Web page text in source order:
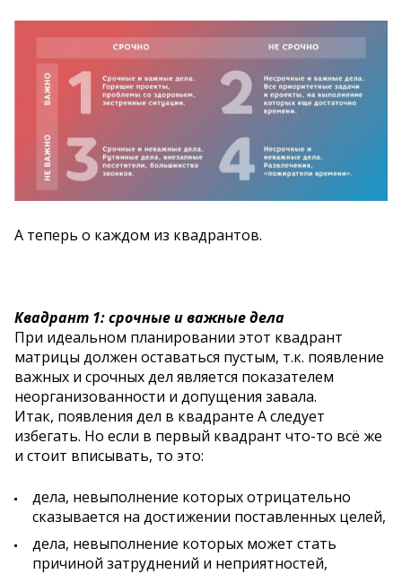
А теперь о каждом из квадрантов.
Квадрант 1: срочные и важные дела
При идеальном планировании этот квадрант
матрицы должен оставаться пустым, т.к. появление
важных и срочных дел является показателем
неорганизованности и допущения завала.
Итак, появления дел в квадранте A следует
избегать. Но если в первый квадрант что-то всё же
и стоит вписывать, то это:
дела, невыполнение которых отрицательно
сказывается на достижении поставленных целей,
дела, невыполнение которых может стать
причиной затруднений и неприятностей,